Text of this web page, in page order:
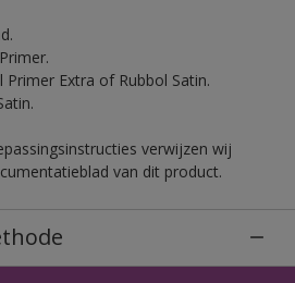
Extra of Rubbol Satin.
verwijzen wij
van dit product.